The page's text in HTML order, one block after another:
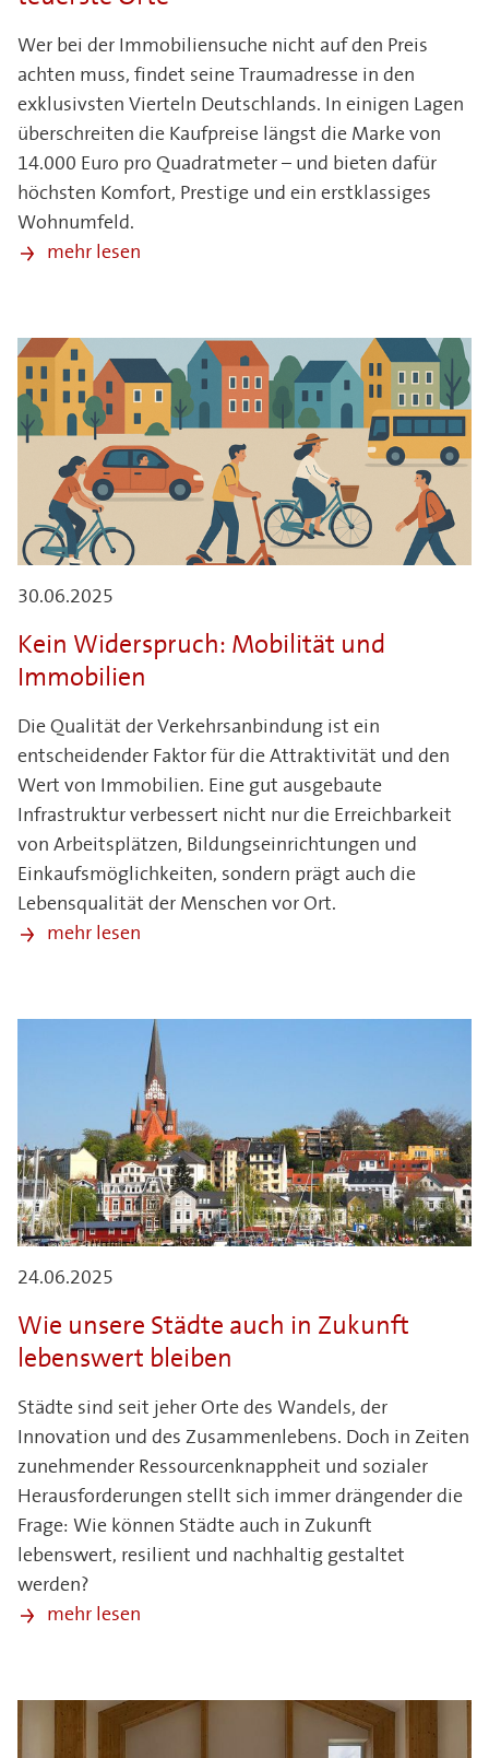
Wer bei der Immobiliensuche nicht auf den Preis
achten muss, findet seine Traumadresse in den
exklusivsten Vierteln Deutschlands. In einigen Lagen
überschreiten die Kaufpreise längst die Marke von
14.000 Euro pro Quadratmeter – und bieten dafür
höchsten Komfort, Prestige und ein erstklassiges
Wohnumfeld.
mehr lesen
30.06.2025
Kein Widerspruch: Mobilität und
Immobilien
Die Qualität der Verkehrsanbindung ist ein
entscheidender Faktor für die Attraktivität und den
Wert von Immobilien. Eine gut ausgebaute
Infrastruktur verbessert nicht nur die Erreichbarkeit
von Arbeitsplätzen, Bildungseinrichtungen und
Einkaufsmöglichkeiten, sondern prägt auch die
Lebensqualität der Menschen vor Ort.
mehr lesen
24.06.2025
Wie unsere Städte auch in Zukunft
lebenswert bleiben
Städte sind seit jeher Orte des Wandels, der
Innovation und des Zusammenlebens. Doch in Zeiten
zunehmender Ressourcenknappheit und sozialer
Herausforderungen stellt sich immer drängender die
Frage: Wie können Städte auch in Zukunft
lebenswert, resilient und nachhaltig gestaltet
werden?
mehr lesen